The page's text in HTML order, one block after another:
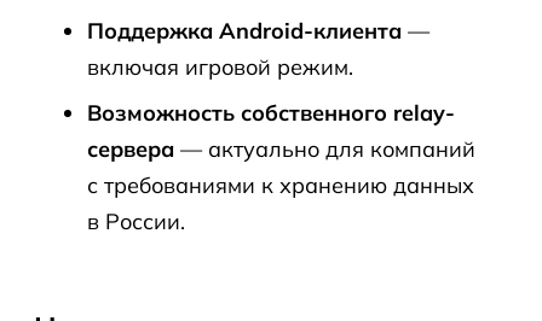
Поддержка Android-клиента —
включая игровой режим.
Возможность собственного relay-
сервера — актуально для компаний
с требованиями к хранению данных
в России.